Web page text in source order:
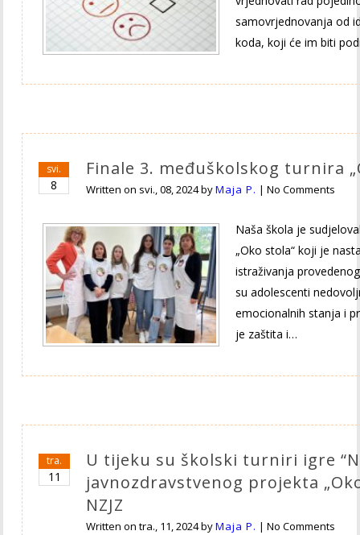
samovrjednovanja od
koda, koji će im biti
svi.
8
Finale 3. međuškolskog turnira
Written on svi., 08, 2024byMaja P. |No Comments
Naša škola je
„Oko stola“ koji je
istraživanja
su adolescenti
emocionalnih stanja i
je zaštita i…
tra.
11
U tijeku su školski turniri igre
javnozdravstvenog projekta
NZJZ
Written ontra., 11, 2024byMaja P. |No Comments